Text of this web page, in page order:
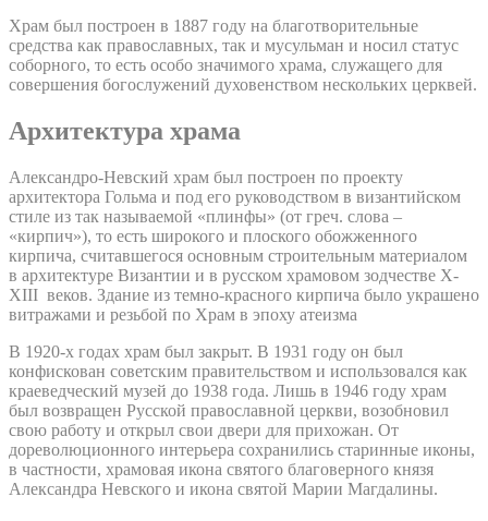
Храм был построен в 1887 году на благотворительные
средства как православных, так и мусульман и носил статус
соборного, то есть особо значимого храма, служащего для
совершения богослужений духовенством нескольких церквей.
Архитектура храма
Александро-Невский храм был построен по проекту
архитектора Гольма и под его руководством в византийском
стиле из так называемой «плинфы» (от греч. слова –
«кирпич»), то есть широкого и плоского обожженного
кирпича, считавшегося основным строительным материалом
в архитектуре Византии и в русском храмовом зодчестве X-
XIII веков. Здание из темно-красного кирпича было украшено
витражами и резьбой по Храм в эпоху атеизма
В 1920-х годах храм был закрыт. В 1931 году он был
конфискован советским правительством и использовался как
краеведческий музей до 1938 года. Лишь в 1946 году храм
был возвращен Русской православной церкви, возобновил
свою работу и открыл свои двери для прихожан. От
дореволюционного интерьера сохранились старинные иконы,
в частности, храмовая икона святого благоверного князя
Александра Невского и икона святой Марии Магдалины.